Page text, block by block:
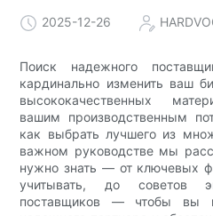
2025-12-26
Поиск надежного
кардинально изменить ваш
высококачественных
вашим производственным
как выбрать лучшего из
важном руководстве мы
нужно знать — от ключевых
учитывать, до советов
поставщиков — чтобы вы